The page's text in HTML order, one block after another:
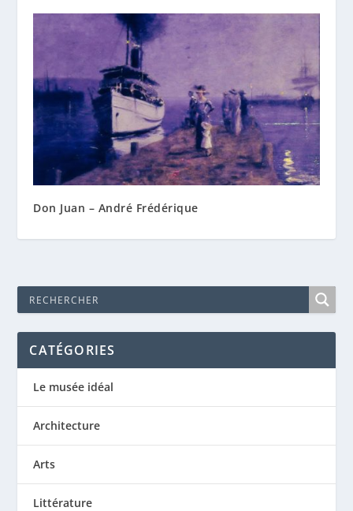
Don Juan – André Frédérique
CATÉGORIES
Le musée idéal
Architecture
Arts
Littérature